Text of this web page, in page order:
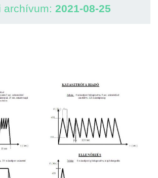
archívum: 2021-08-25